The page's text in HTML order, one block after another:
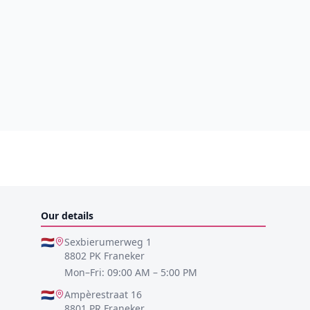
Our details
🇳🇱
Sexbierumerweg 1
8802 PK Franeker
Mon–Fri: 09:00 AM – 5:00 PM
🇳🇱
Ampèrestraat 16